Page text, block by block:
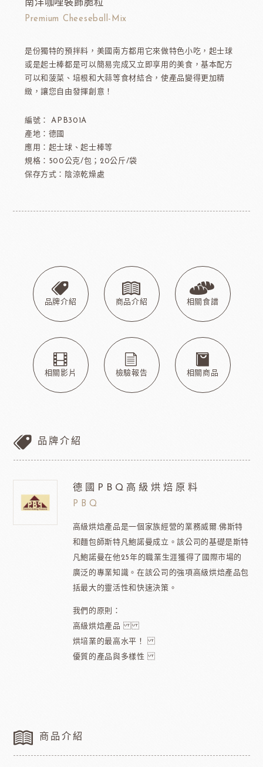
南洋咖哩裝飾脆粒
Premium Cheeseball-Mix
是份獨特的預拌料，美國南方都用它來做特色小吃，起士球
或是起士棒都是可以簡易完成又立即享用的美食，基本配方
可以和菠菜、培根和大蒜等食材結合，使產品變得更加精
緻，讓您自由發揮創意！
編號： APB301A
產地：德國
應用：起士球、起士棒等
規格：500公克/包；20公斤/袋
保存方式：陰涼乾燥處
品牌介紹 商品介紹 相關食譜
相關影片 檢驗報告 相關商品
品牌介紹
德國PBQ高級烘焙原料
PBQ
高級烘焙產品是一個家族經營的業務威爾.佛斯特
和麵包師斯特凡鮑諾曼成立。該公司的基礎是斯特
凡鮑諾曼在他25年的職業生涯獲得了國際市場的
廣泛的專業知識。在該公司的強項高級烘焙產品包
括最大的靈活性和快速決策。
我們的原則：
高級烘焙產品
烘培業的最高水平！
優質的產品與多樣性
商品介紹